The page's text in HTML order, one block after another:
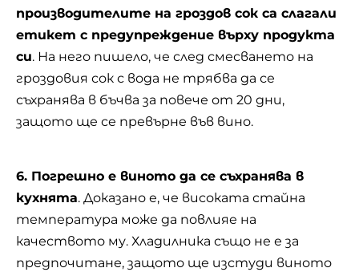
производителите на гроздов сок са слагали
етикет с предупреждение върху продукта
си. На него пишело, че след смесването на
гроздовия сок с вода не трябва да се
съхранява в бъчва за повече от 20 дни,
защото ще се превърне във вино.
6. Погрешно е виното да се съхранява в
кухнята. Доказано е, че високата стайна
температура може да повлияе на
качеството му. Хладилника също не е за
предпочитане, защото ще изстуди виното